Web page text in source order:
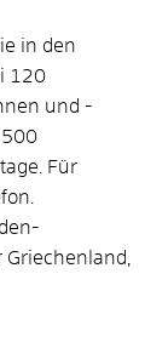
in den
120
und -
500
Für